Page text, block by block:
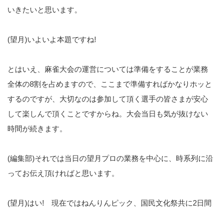
いきたいと思います。
(望月)いよいよ本題ですね!
とはいえ、麻雀大会の運営については準備をすることが業務
全体の8割を占めますので、ここまで準備すればかなりホッと
するのですが、大切なのは参加して頂く選手の皆さまが安心
して楽しんで頂くことですからね。大会当日も気が抜けない
時間が続きます。
(編集部)それでは当日の望月プロの業務を中心に、時系列に沿
ってお伝え頂ければと思います。
(望月)はい! 現在ではねんりんピック、国民文化祭共に2日間